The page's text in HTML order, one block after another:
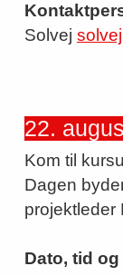
Solvej
22.
Kom til
Dagen
projektleder
Dato, tid og